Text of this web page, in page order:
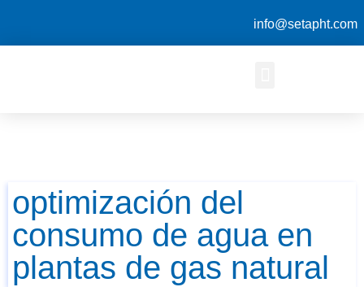
info@setapht.com
optimización del
consumo de agua en
plantas de gas natural